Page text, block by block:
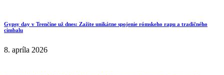
Gypsy day v Trenčíne už dnes: Zažite unikátne spojenie rómskeho rapu a tradičného
cimbalu
8. apríla 2026